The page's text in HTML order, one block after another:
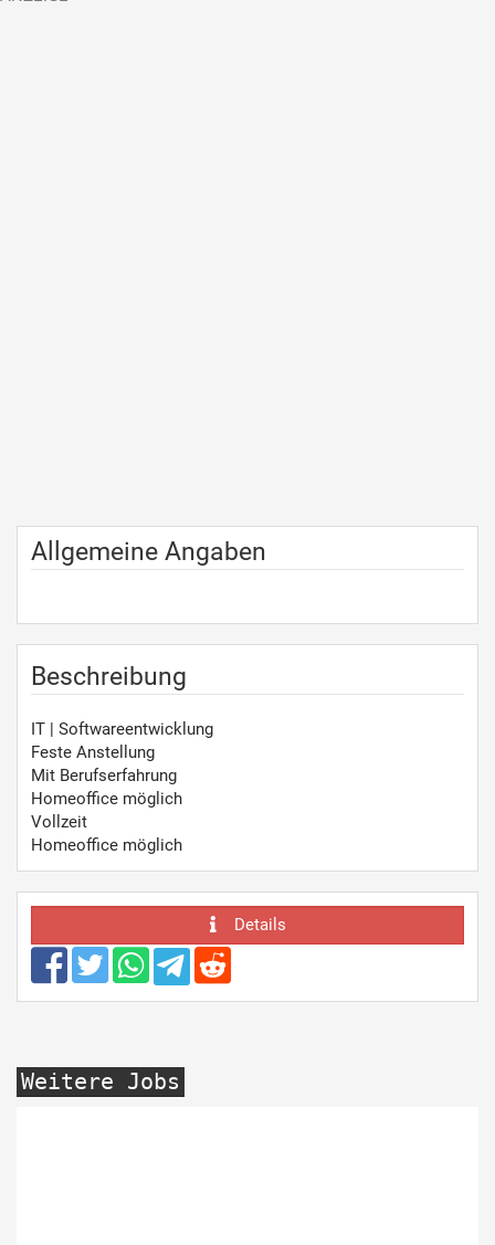
Allgemeine Angaben
Beschreibung
IT | Softwareentwicklung
Feste Anstellung
Mit Berufserfahrung
Homeoffice möglich
Vollzeit
Homeoffice möglich
Details
Weitere Jobs